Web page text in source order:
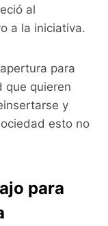
al
a la iniciativa.
para
que quieren
y
esto no
para